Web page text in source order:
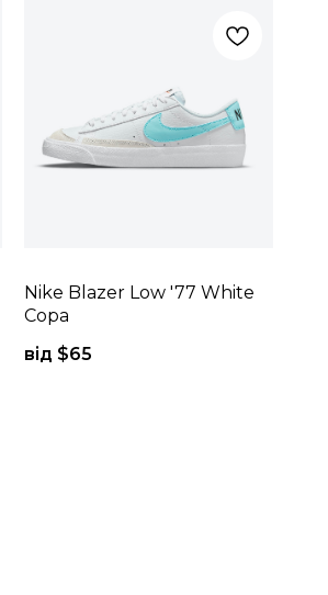
Nike Blazer Low '77 White
Copa
від $65